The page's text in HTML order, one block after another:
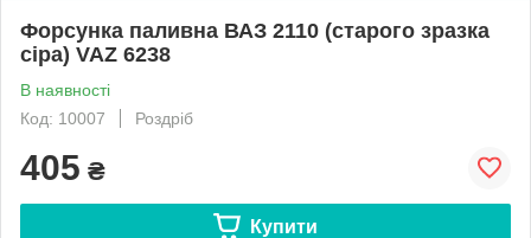
Форсунка паливна ВАЗ 2110 (старого зразка
сіра) VAZ 6238
В наявності
Код: 10007
Роздріб
405 ₴
Купити